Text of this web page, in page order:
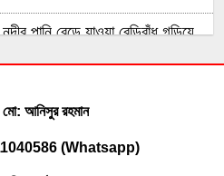
পানি বেড়ে যাওয়া বেড়িবাঁধ গড়িয়ে
কোটি টাকার ভারতীয় চোরাই
আনিসুর রহমান
(Whatsapp)